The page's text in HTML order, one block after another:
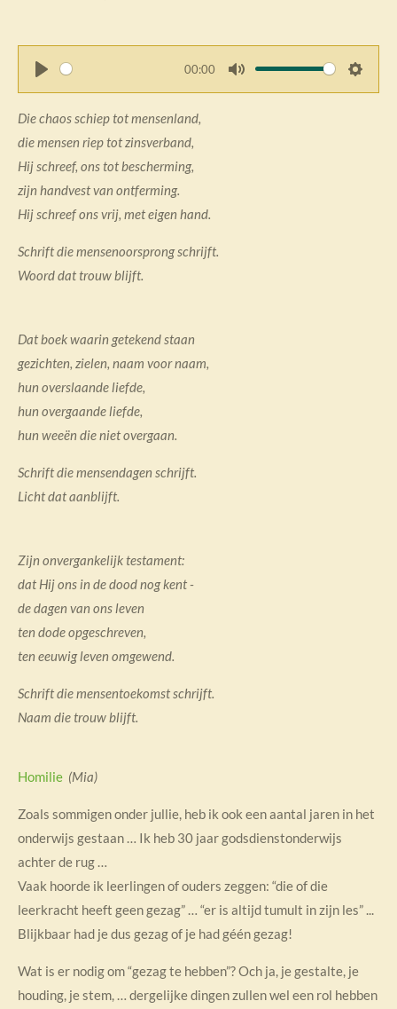
00:00
Die chaos schiep tot mensenland,
die mensen riep tot zinsverband,
Hij schreef, ons tot bescherming,
zijn handvest van ontferming.
Hij schreef ons vrij, met eigen hand.
Schrift die mensenoorsprong schrijft.
Woord dat trouw blijft.
Dat boek waarin getekend staan
gezichten, zielen, naam voor naam,
hun overslaande liefde,
hun overgaande liefde,
hun weeën die niet overgaan.
Schrift die mensendagen schrijft.
Licht dat aanblijft.
Zijn onvergankelijk testament:
dat Hij ons in de dood nog kent -
de dagen van ons leven
ten dode opgeschreven,
ten eeuwig leven omgewend
Schrift die mensentoekomst schrijft.
Naam die trouw blijft.
Homilie (Mia)
Zoals sommigen onder jullie, heb ik ook een aantal jaren in het
onderwijs gestaan … Ik heb 30 jaar godsdienstonderwijs
achter de rug …
Vaak hoorde ik leerlingen of ouders zeggen: “die of die
leerkracht heeft geen gezag” … “er is altijd tumult in zijn les” ...
Blijkbaar had je dus gezag of je had géén gezag!
Wat is er nodig om “gezag te hebben”? Och ja, je gestalte, je
houding, je stem, … dergelijke dingen zullen wel een rol hebben